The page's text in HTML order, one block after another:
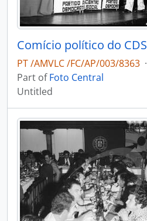
PT /AMVLC /FC/AP/003/8363 ·
Part ofFoto Central
Untitled